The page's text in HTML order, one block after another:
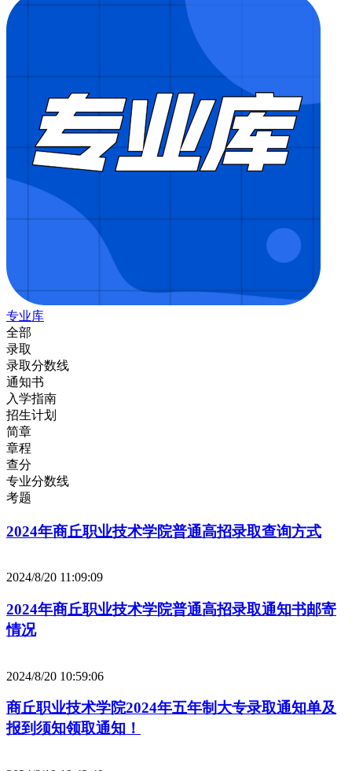
专业库
全部
录取
录取分数线
通知书
入学指南
招生计划
简章
章程
查分
专业分数线
考题
2024年商丘职业技术学院普通高招录取查询方式
2024/8/20 11:09:09
2024年商丘职业技术学院普通高招录取通知书邮寄
情况
2024/8/20 10:59:06
商丘职业技术学院2024年五年制大专录取通知单及
报到须知领取通知！